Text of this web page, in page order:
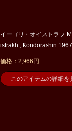
イーゴリ・オイストラフ
istrakh , Kondorashin
価格：2,966円
このアイテムの詳細を